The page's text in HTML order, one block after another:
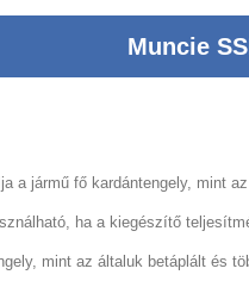
Muncie
jármű fő kardántengely, mint
ha a kiegészítő
mint az általuk betáplált és